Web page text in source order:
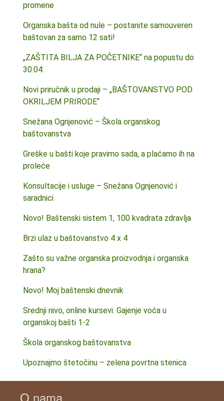
promene
Organska bašta od nule – postanite samouveren
baštovan za samo 12 sati!
„ZAŠTITA BILJA ZA POČETNIKE“ na popustu do
30.04.
Novi priručnik u prodaji – „BAŠTOVANSTVO POD
OKRILJEM PRIRODE“
Snežana Ognjenović – Škola organskog
baštovanstva
Greške u bašti koje pravimo sada, a plaćamo ih na
proleće
Konsultacije i usluge – Snežana Ognjenović i
saradnici
Novo! Baštenski sistem 1, 100 kvadrata zdravlja
Brzi ulaz u baštovanstvo 4 x 4
Zašto su važne organska proizvodnja i organska
hrana?
Novo! Moj baštenski dnevnik
Srednji nivo, online kursevi: Gajenje voća u
organskoj bašti 1-2
Škola organskog baštovanstva
Upoznajmo štetočinu – zelena povrtna stenica
O nama